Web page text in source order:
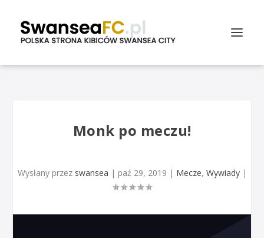
Monk po meczu!
Wysłany przez swansea | paź 29, 2019 | Mecze, Wywiady|